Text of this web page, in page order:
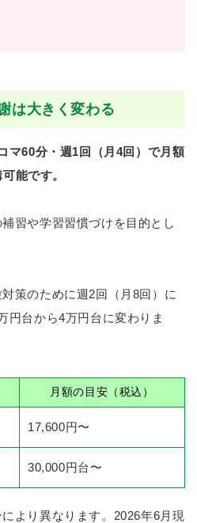
は大きく変わる
マ60分・週1回（月4回）で月額
能です。
習や学習習慣づけを目的とし
策のために週2回（月8回）に
円台から4万円台に変わりま
月額の目安（税込）
17,600円〜
30,000円台〜
より異なります。2026年6月現